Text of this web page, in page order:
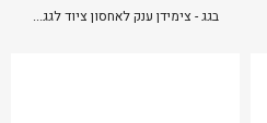
בגג - צימידן ענק לאחסון ציוד לגג...